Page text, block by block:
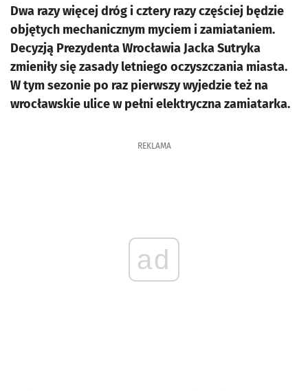
Dwa razy więcej dróg i cztery razy częściej będzie
objętych mechanicznym myciem i zamiataniem.
Decyzją Prezydenta Wrocławia Jacka Sutryka
zmieniły się zasady letniego oczyszczania miasta.
W tym sezonie po raz pierwszy wyjedzie też na
wrocławskie ulice w pełni elektryczna zamiatarka.
REKLAMA
ad